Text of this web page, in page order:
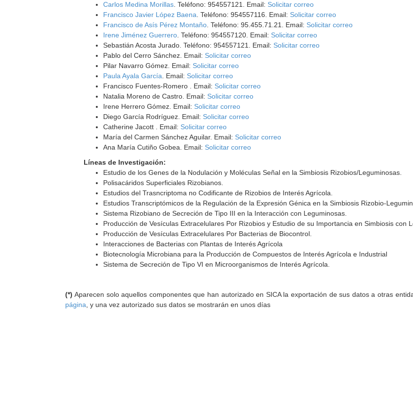
Carlos Medina Morillas . Teléfono: 954557121. Email: Solicitar correo
Francisco Javier López Baena . Teléfono: 954557116. Email: Solicitar correo
Francisco de Asís Pérez Montaño . Teléfono: 95.455.71.21. Email: Solicitar correo
Irene Jiménez Guerrero . Teléfono: 954557120. Email: Solicitar correo
Sebastián Acosta Jurado. Teléfono: 954557121. Email: Solicitar correo
Pablo del Cerro Sánchez. Email: Solicitar correo
Pilar Navarro Gómez. Email: Solicitar correo
Paula Ayala García . Email: Solicitar correo
Francisco Fuentes-Romero . Email: Solicitar correo
Natalia Moreno de Castro. Email: Solicitar correo
Irene Herrero Gómez. Email: Solicitar correo
Diego García Rodríguez. Email: Solicitar correo
Catherine Jacott . Email: Solicitar correo
María del Carmen Sánchez Aguilar. Email: Solicitar correo
Ana María Cutiño Gobea. Email: Solicitar correo
Líneas de Investigación:
Estudio de los Genes de la Nodulación y Moléculas Señal en la Simbiosis Rizobios/Leguminosas.
Polisacáridos Superficiales Rizobianos.
Estudios del Trasncriptoma no Codificante de Rizobios de Interés Agrícola.
Estudios Transcriptómicos de la Regulación de la Expresión Génica en la Simbiosis Rizobio-
Sistema Rizobiano de Secreción de Tipo III en la Interacción con Leguminosas.
Producción de Vesículas Extracelulares Por Rizobios y Estudio de su Importancia en Simbiosis con
Producción de Vesículas Extracelulares Por Bacterias de Biocontrol.
Interacciones de Bacterias con Plantas de Interés Agrícola
Biotecnología Microbiana para la Producción de Compuestos de Interés Agrícola e Industrial
Sistema de Secreción de Tipo VI en Microorganismos de Interés Agrícola.
(*) Aparecen solo aquellos componentes que han autorizado en SICA la exportación de sus datos a otras
página , y una vez autorizado sus datos se mostrarán en unos días